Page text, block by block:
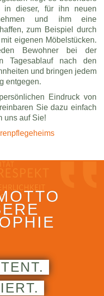
in dieser, für ihn neuen
und ihm eine
zum Beispiel durch
eigenen Möbelstücken.
Bewohner bei der
Tagesablauf nach den
und bringen jedem
entgegen.
Eindruck von
Sie dazu einfach
uns auf Sie!